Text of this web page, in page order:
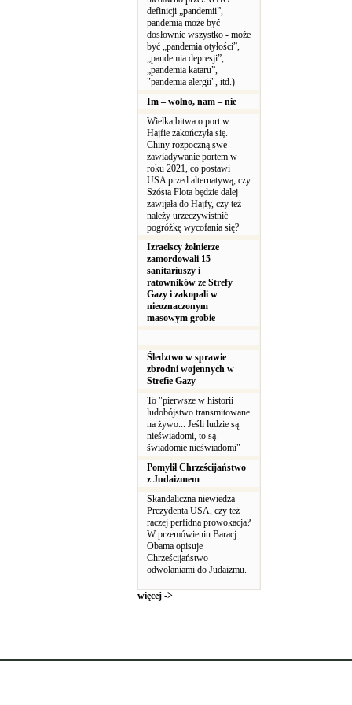
definicji „pandemii”,
pandemią może być
dosłownie wszystko - może
być „pandemia otyłości”,
„pandemia depresji”,
„pandemia kataru”,
"pandemia alergii", itd.)
Im – wolno, nam – nie
Wielka bitwa o port w
Hajfie zakończyła się.
Chiny rozpoczną swe
zawiadywanie portem w
roku 2021, co postawi
USA przed alternatywą, czy
Szósta Flota będzie dalej
zawijała do Hajfy, czy też
należy urzeczywistnić
pogróżkę wycofania się?
Izraelscy żołnierze
zamordowali 15
sanitariuszy i
ratowników ze Strefy
Gazy i zakopali w
nieoznaczonym
masowym grobie
Śledztwo w sprawie
zbrodni wojennych w
Strefie Gazy
To "pierwsze w historii
ludobójstwo transmitowane
na żywo... Jeśli ludzie są
nieświadomi, to są
świadomie nieświadomi"
Pomylił Chrześcijaństwo
z Judaizmem
Skandaliczna niewiedza
Prezydenta USA, czy też
raczej perfidna prowokacja?
W przemówieniu Baracj
Obama opisuje
Chrześcijaństwo
odwołaniami do Judaizmu.
więcej ->